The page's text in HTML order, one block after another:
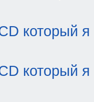
который я
который я